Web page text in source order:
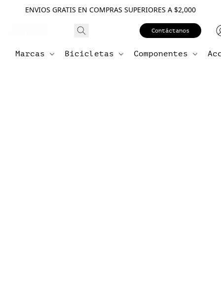
ENVIOS GRATIS EN COMPRAS SUPERIORES A $2,000
Contáctanos
Marcas Bicicletas Componentes